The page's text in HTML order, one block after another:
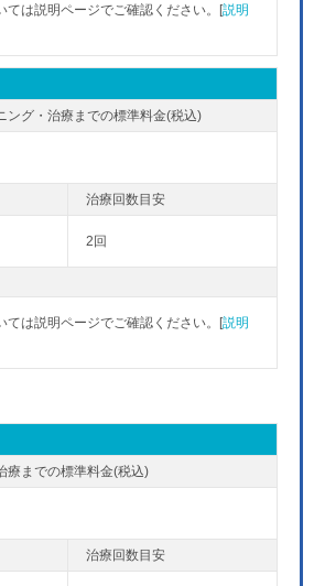
ては説明ページでご確認ください。[説明
2回
ては説明ページでご確認ください。[説明